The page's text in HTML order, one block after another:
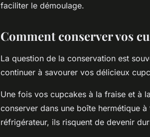
faciliter le démoulage.
Comment conserver vos
La question de la conservation est
continuer à savourer vos délicieux
Une fois vos cupcakes à la fraise et à
conserver dans une boîte hermétique
réfrigérateur, ils risquent de devenir